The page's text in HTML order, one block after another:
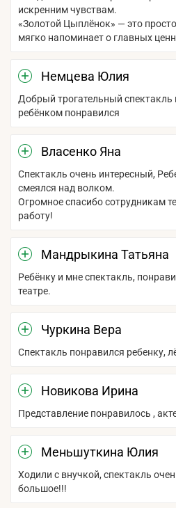
искренним чувствам.
«Золотой Цыплёнок» — это
мягко напоминает о главных
Немцева Юлия
Добрый трогательный
ребёнком понравился
Власенко Яна
Спектакль очень интересный,
смеялся над волком.
Огромное спасибо сотрудникам
работу!
Мандрыкина Татьяна
Ребёнку и мне спектакль,
театре.
Чуркина Вера
Спектакль понравился ребенку,
Новикова Ирина
Представление понравилось ,
Меньшуткина Юлия
Ходили с внучкой, спектакль
большое!!!